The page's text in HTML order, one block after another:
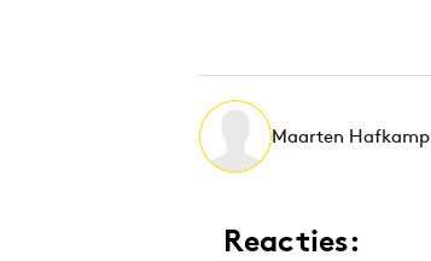
Maarten Hafkamp
Reacties: